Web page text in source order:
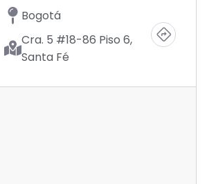
Bogotá
Cra. 5 #18-86 Piso 6,
Santa Fé